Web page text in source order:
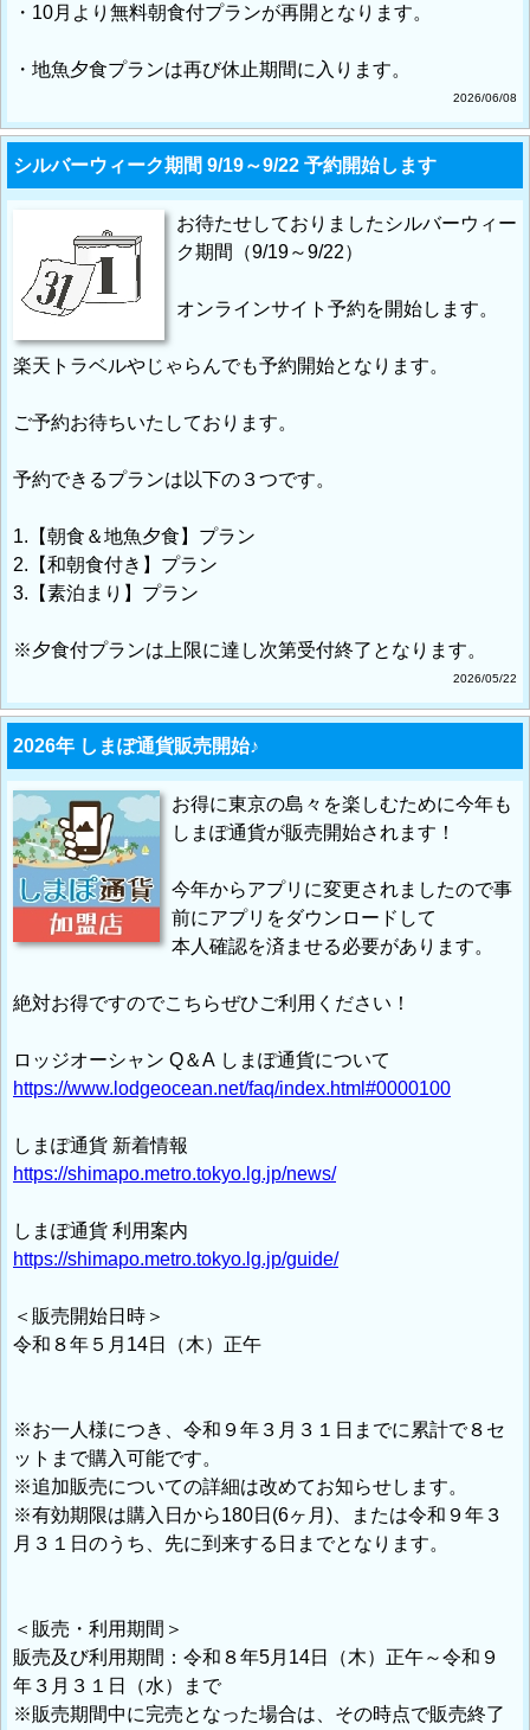
・10月より無料朝食付プランが再開となります。
・地魚夕食プランは再び休止期間に入ります。
2026/06/08
シルバーウィーク期間 9/19～9/22 予約開始します
お待たせしておりましたシルバーウィー
ク期間（9/19～9/22）
オンラインサイト予約を開始します。
楽天トラベルやじゃらんでも予約開始となります。
ご予約お待ちいたしております。
予約できるプランは以下の３つです。
1.【朝食＆地魚夕食】プラン
2.【和朝食付き】プラン
3.【素泊まり】プラン
※夕食付プランは上限に達し次第受付終了となります。
2026/05/22
2026年 しまぽ通貨販売開始♪
お得に東京の島々を楽しむために今年も
しまぽ通貨が販売開始されます！
今年からアプリに変更されましたので事
前にアプリをダウンロードして
本人確認を済ませる必要があります。
絶対お得ですのでこちらぜひご利用ください！
ロッジオーシャン Q＆A しまぽ通貨について
https://www.lodgeocean.net/faq/index.html#0000100
しまぽ通貨 新着情報
https://shimapo.metro.tokyo.lg.jp/news/
しまぽ通貨 利用案内
https://shimapo.metro.tokyo.lg.jp/guide/
＜販売開始日時＞
令和８年５月14日（木）正午
※お一人様につき、令和９年３月３１日までに累計で８セ
ットまで購入可能です。
※追加販売についての詳細は改めてお知らせします。
※有効期限は購入日から180日(6ヶ月)、または令和９年３
月３１日のうち、先に到来する日までとなります。
＜販売・利用期間＞
販売及び利用期間：令和８年5月14日（木）正午～令和９
年３月３１日（水）まで
※販売期間中に完売となった場合は、その時点で販売終了